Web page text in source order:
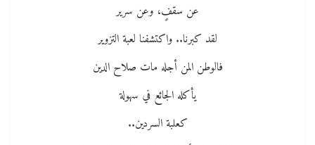
عن سقفٍ، وعن سرير
لقد كبرنا.. واكتشفنا لعبة التزوير
فالوطن المن أجله مات صلاح الدين
يأكله الجائع في سهولة
كعلبة السردين..